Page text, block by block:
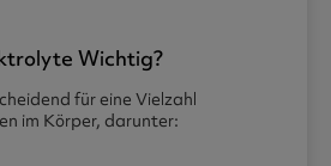
Wichtig?
für eine Vielzahl
im Körper, darunter: